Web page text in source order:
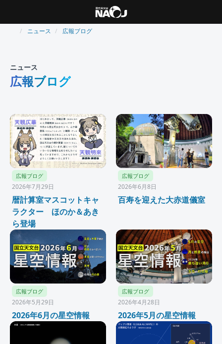
ニュース 広報ブログ
ニュース
広報ブログ
広報ブログ
2026年7月29日
暦計算室マスコットキャ
ラクター ほのか＆あき
ら登場
広報ブログ
2026年6月8日
百寿を迎えた大赤道儀室
広報ブログ
2026年5月29日
2026年6月の星空情報
広報ブログ
2026年4月28日
2026年5月の星空情報